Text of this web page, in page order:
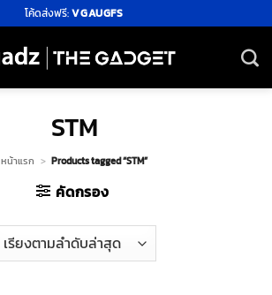
โค้ดส่งฟรี:VGAUGFS
STM
หน้าแรก > Products tagged “STM”
คัดกรอง